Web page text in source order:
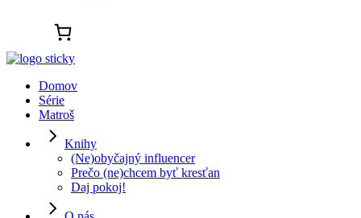
Domov
Série
Matroš
Knihy
(Ne)obyčajný influencer
Prečo (ne)chcem byť kresťan
Daj pokoj!